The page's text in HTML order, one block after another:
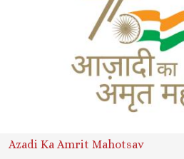
Azadi Ka Amrit Mahotsav